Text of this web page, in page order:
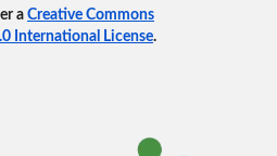
a Creative Commons
International License.